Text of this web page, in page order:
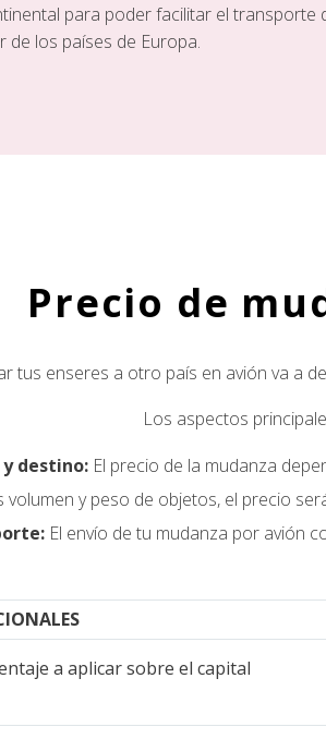
para poder facilitar el transporte
de los países de Europa.
Precio de
tus enseres a otro país en avión va a
Los aspectos
destino: El precio de la mudanza
volumen y peso de objetos, el precio
El envío de tu mudanza por avión
a aplicar sobre el capital